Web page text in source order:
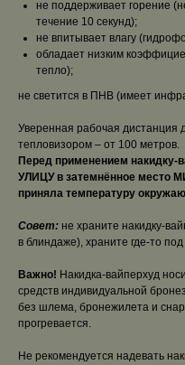
не поддерживает горение
течение 10 секунд);
не впитывает влагу
обладает низким
тепло);
не светится в ПНВ (имеет
Уверенная рабочая дистанция
тепловизором – от 100 метров.
Перед применением
УЛИЦУ в затемнённое место
приняла температуру
Совет: не храните накидку-
в блиндаже), храните где-то
Важно! Накидка-вайперхуд
средств индивидуальной
без шлема, бронежилета и
прогревается.
Не рекомендуется надевать